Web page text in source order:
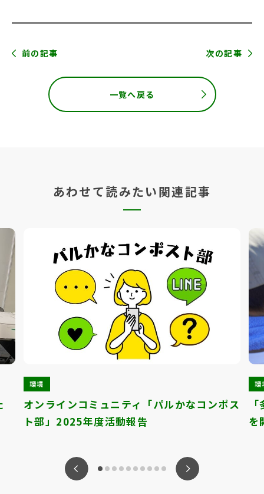
前の記事 次の記事
一覧へ戻る
あわせて読みたい関連記事
環境
オンラインコミュニティ「パルかなコンポス
ト部」2025年度活動報告
環
を